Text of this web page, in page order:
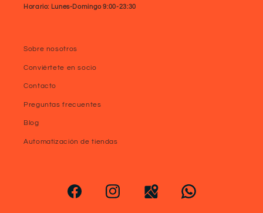
Horario: Lunes-Domingo 9:00-23:30
Sobre nosotros
Conviértete en socio
Contacto
Preguntas frecuentes
Blog
Automatización de tiendas